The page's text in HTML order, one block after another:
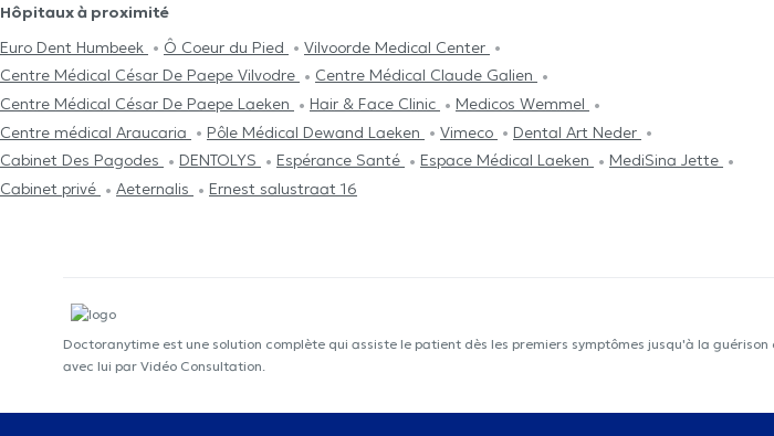
Hôpitaux à proximité
Euro Dent Humbeek
Ô Coeur du Pied
Vilvoorde Medical Center
Centre Médical César De Paepe Vilvodre
Centre Médical Claude Galien
Centre Médical César De Paepe Laeken
Hair & Face Clinic
Medicos Wemmel
Centre médical Araucaria
Pôle Médical Dewand Laeken Vimeco
Dental Art Neder
Cabinet Des Pagodes
DENTOLYS Espérance Santé Espace Médical Laeken
MediSina Jette
Cabinet privé
Aeternalis Ernest salustraat 16
Doctoranytime est une solution complète qui assiste le patient dès les premiers symptômes jusqu'à la
avec lui par Vidéo Consultation.